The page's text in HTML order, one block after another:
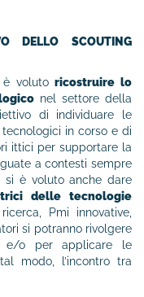
DELLO SCOUTING
è volutoricostruire lo
nel settore della
di individuare le
in corso e di
ittici per supportare la
a contesti sempre
si è voluto anche dare
delle tecnologie
Pmi innovative,
si potranno rivolgere
e/o per applicare le
modo, l’incontro tra